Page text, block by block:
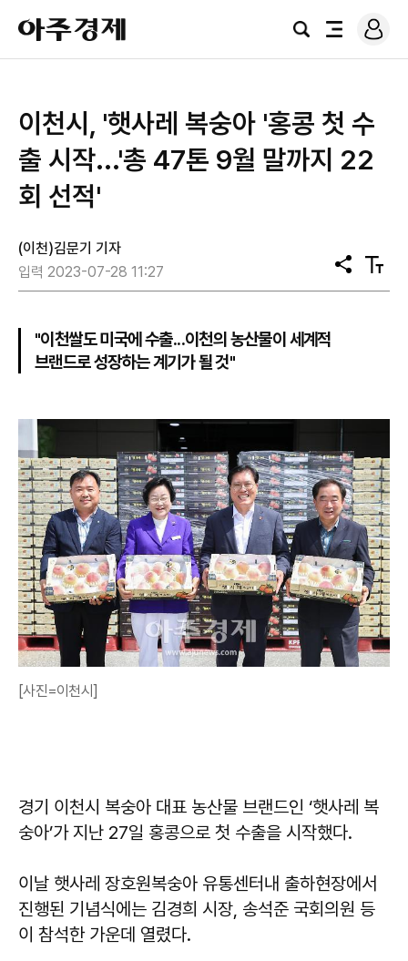
아
주
경
검
전
로
그
이천시, '햇사레 복숭아 '홍콩 첫 수
출 시작...'총 47톤 9월 말까지 22
회 선적'
(이천)김문기 기자
입력 2023-07-28 11:27
공
유
텍
스
"이천쌀도 미국에 수출...이천의 농산물이 세계적
브랜드로 성장하는 계기가 될 것"
[사진=이천시]
경기 이천시 복숭아 대표 농산물 브랜드인 ‘햇사레 복
숭아’가 지난 27일 홍콩으로 첫 수출을 시작했다.
이날 햇사레 장호원복숭아 유통센터내 출하현장에서
진행된 기념식에는 김경희 시장, 송석준 국회의원 등
이 참석한 가운데 열렸다.